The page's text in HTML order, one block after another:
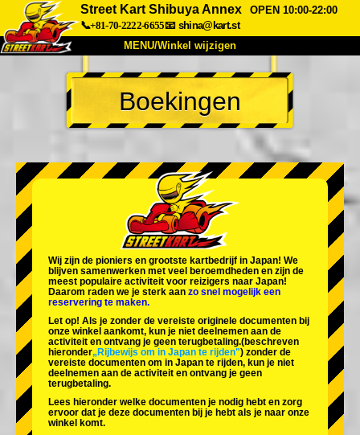
Street Kart Shibuya Annex
OPEN 10:00-22:00
📞+81-70-2222-6655📧 shina@kart.st
MENU/Winkel wijzigen
TOP
Over Specificaties Prijzen
Bedrijf Boekingen
Winkel wijzigen
Tokyo Shinagawa Tokyo Akihabara#1
Tokyo Akihabara#2
Tokyo Shibuya Annex Tokyo Bay
Tokyo Asakusa Osaka
Okinawa
Boekingen
Wij zijn de pioniers en grootste kartbedrijf in Japan! We
blijven samenwerken met veel beroemdheden en zijn de
meest populaire activiteit voor reizigers naar Japan!
Daarom raden we je sterk aan zo snel mogelijk een
reservering te maken.
Let op! Als je zonder de vereiste originele documenten bij
onze winkel aankomt, kun je niet deelnemen aan de
activiteit en ontvang je geen terugbetaling.(beschreven
hieronder„Rijbewijs om in Japan te rijden") zonder de
vereiste documenten om in Japan te rijden, kun je niet
deelnemen aan de activiteit en ontvang je geen
terugbetaling.
Lees hieronder welke documenten je nodig hebt en zorg
ervoor dat je deze documenten bij je hebt als je naar onze
winkel komt.